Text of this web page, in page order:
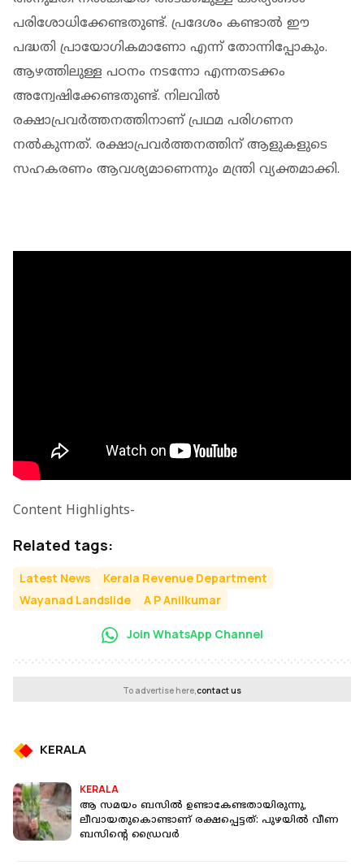
പരിശോധിക്കേണ്ടതുണ്ട്. പ്രദേശം കണ്ടാല്‍ ഈ
പദ്ധതി പ്രായോഗികമാണോ എന്ന് തോന്നിപ്പോകും.
ആഴത്തിലുള്ള പഠനം നടന്നോ എന്നതടക്കം
അന്വേഷിക്കേണ്ടതുണ്ട്. നിലവില്‍
രക്ഷാപ്രവര്‍ത്തനത്തിനാണ് പ്രഥമ പരിഗണന
നല്‍കുന്നത്. രക്ഷാപ്രവര്‍ത്തനത്തിന് ആളുകളുടെ
സഹകരണം ആവശ്യമാണെന്നും മന്ത്രി വ്യക്തമാക്കി.
Content Highlights-
Related tags:
Latest News
Kerala Revenue Department
Wayanad Landslide
A P Anilkumar
Join WhatsApp Channel
To advertise here,contact us
KERALA
KERALA
ആ സമയം ബസില്‍ ഉണ്ടാകേണ്ടതായിരുന്നു,
ലീവായതുകൊണ്ടാണ് രക്ഷപ്പെട്ടത്‌: പുഴയില്‍ വീണ
ബസിന്റെ ഡ്രൈവർ